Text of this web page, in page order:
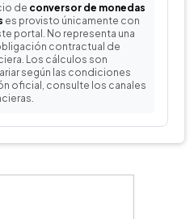
de conversor de monedas
es provisto únicamente con
portal. No representa una
contractual de
Los cálculos son
según las condiciones
oficial, consulte los canales